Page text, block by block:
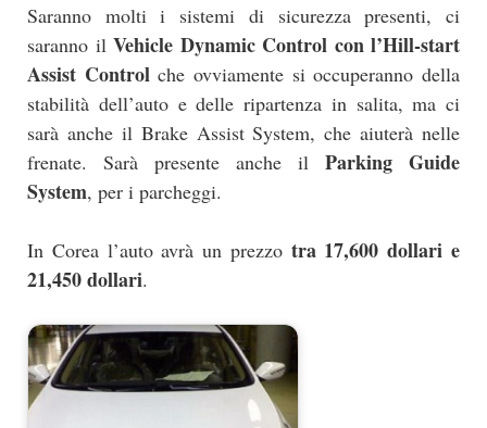
Saranno molti i sistemi di sicurezza presenti, ci
saranno il Vehicle Dynamic Control con l’Hill-start
Assist Control che ovviamente si occuperanno della
stabilità dell’auto e delle ripartenza in salita, ma ci
sarà anche il Brake Assist System, che aiuterà nelle
frenate. Sarà presente anche il Parking Guide
System, per i parcheggi.
In Corea l’auto avrà un prezzo tra 17,600 dollari e
21,450 dollari.